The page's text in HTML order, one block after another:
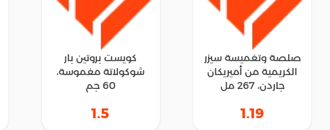
صلصة وتغميسة سيزر
الكريمية من أميريكان
جاردن، 267 مل
1.19
كويست بروتين بار
شوكولاتة مغموسة،
60 جم
1.5